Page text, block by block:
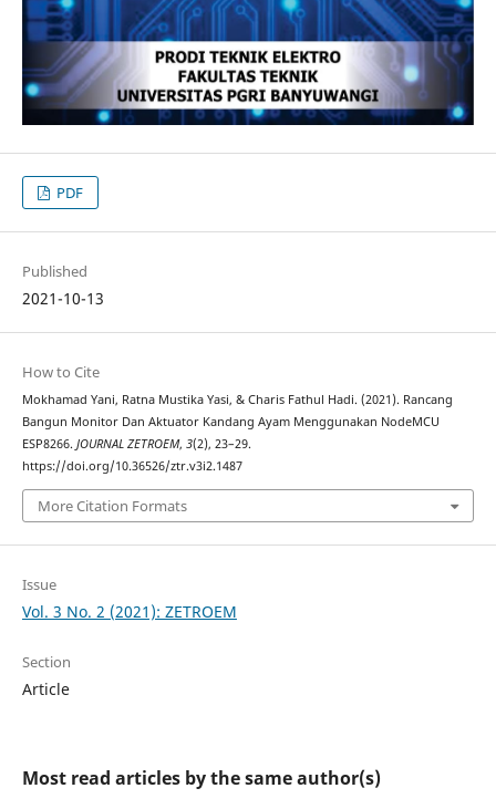
PDF
Published
2021-10-13
How to Cite
Mokhamad Yani, Ratna Mustika Yasi, & Charis Fathul Hadi. (2021). Rancang
Bangun Monitor Dan Aktuator Kandang Ayam Menggunakan NodeMCU
ESP8266. JOURNAL ZETROEM, 3(2), 23–29.
https://doi.org/10.36526/ztr.v3i2.1487
More Citation Formats
Issue
Vol. 3 No. 2 (2021): ZETROEM
Section
Article
Most read articles by the same author(s)